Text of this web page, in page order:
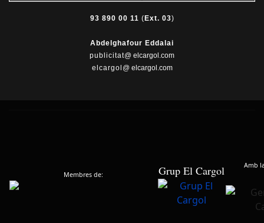
93 890 00 11 ( Ext. 03)
Abdelghafour Eddalai
publicitat@ elcargol.com
elcargol @ elcargol.com
Membres de: Grup El Cargol Amb